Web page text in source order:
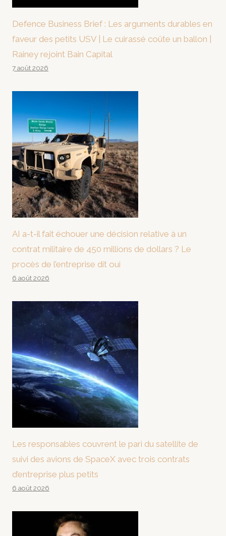
Defence Business Brief : Les arguments durables en
faveur des petits USV | Le cuirassé coûte un ballon |
Rainey rejoint Bain Capital
7 août 2026
AI a-t-il fait échouer une décision relative à un
contrat militaire de 450 millions de dollars ? Le
procès de l’entreprise dit oui
6 août 2026
Les responsables couvrent le pari du satellite de
suivi des avions de SpaceX avec trois contrats
d’entreprise plus petits
6 août 2026